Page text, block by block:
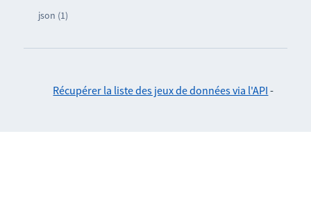
json (1)
Récupérer la liste des jeux de données via l'API -